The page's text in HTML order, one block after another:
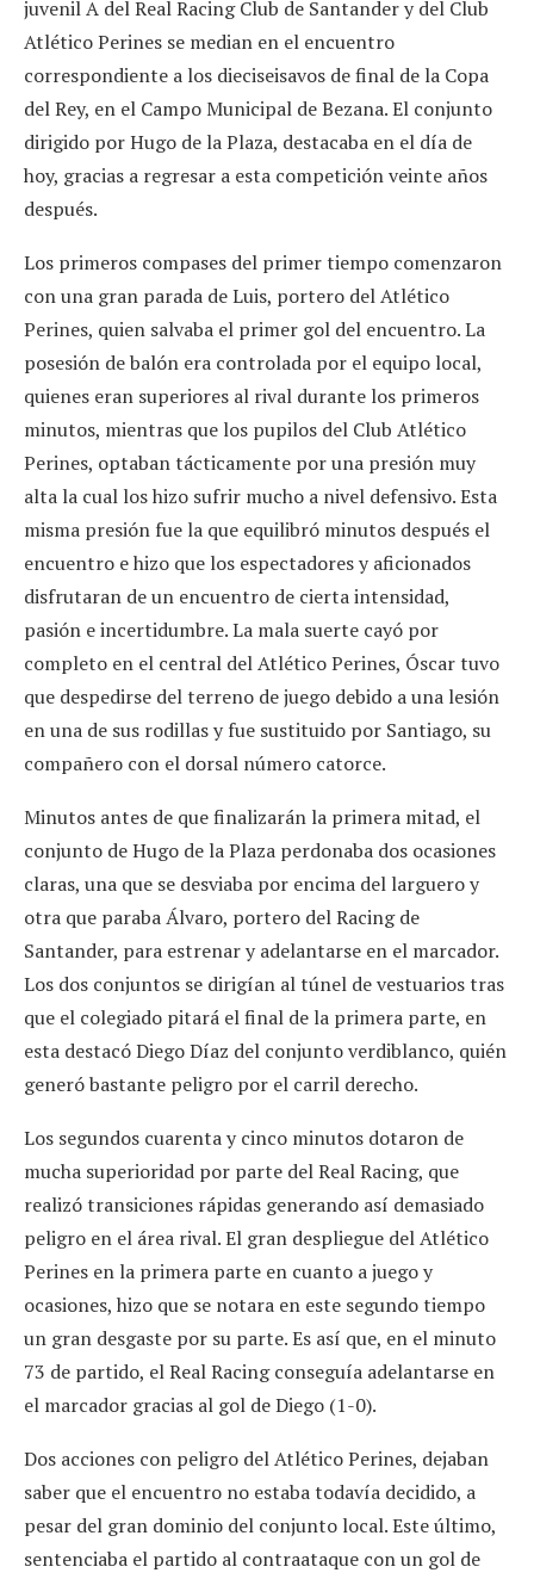
juvenil A del Real Racing Club de Santander y del Club
Atlético Perines se median en el encuentro
correspondiente a los dieciseisavos de final de la Copa
del Rey, en el Campo Municipal de Bezana. El conjunto
dirigido por Hugo de la Plaza, destacaba en el día de
hoy, gracias a regresar a esta competición veinte años
después.
Los primeros compases del primer tiempo comenzaron
con una gran parada de Luis, portero del Atlético
Perines, quien salvaba el primer gol del encuentro. La
posesión de balón era controlada por el equipo local,
quienes eran superiores al rival durante los primeros
minutos, mientras que los pupilos del Club Atlético
Perines, optaban tácticamente por una presión muy
alta la cual los hizo sufrir mucho a nivel defensivo. Esta
misma presión fue la que equilibró minutos después el
encuentro e hizo que los espectadores y aficionados
disfrutaran de un encuentro de cierta intensidad,
pasión e incertidumbre. La mala suerte cayó por
completo en el central del Atlético Perines, Óscar tuvo
que despedirse del terreno de juego debido a una lesión
en una de sus rodillas y fue sustituido por Santiago, su
compañero con el dorsal número catorce.
Minutos antes de que finalizarán la primera mitad, el
conjunto de Hugo de la Plaza perdonaba dos ocasiones
claras, una que se desviaba por encima del larguero y
otra que paraba Álvaro, portero del Racing de
Santander, para estrenar y adelantarse en el marcador.
Los dos conjuntos se dirigían al túnel de vestuarios tras
que el colegiado pitará el final de la primera parte, en
esta destacó Diego Díaz del conjunto verdiblanco, quién
generó bastante peligro por el carril derecho.
Los segundos cuarenta y cinco minutos dotaron de
mucha superioridad por parte del Real Racing, que
realizó transiciones rápidas generando así demasiado
peligro en el área rival. El gran despliegue del Atlético
Perines en la primera parte en cuanto a juego y
ocasiones, hizo que se notara en este segundo tiempo
un gran desgaste por su parte. Es así que, en el minuto
73 de partido, el Real Racing conseguía adelantarse en
el marcador gracias al gol de Diego (1-0).
Dos acciones con peligro del Atlético Perines, dejaban
saber que el encuentro no estaba todavía decidido, a
pesar del gran dominio del conjunto local. Este último,
sentenciaba el partido al contraataque con un gol de